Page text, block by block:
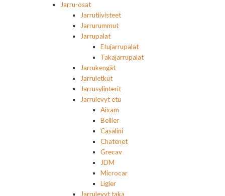
Jarru-osat
Jarrutiivisteet
Jarrurummut
Jarrupalat
Etujarrupalat
Takajarrupalat
Jarrukengät
Jarruletkut
Jarrusylinterit
Jarrulevyt etu
Aixam
Bellier
Casalini
Chatenet
Grecav
JDM
Microcar
Ligier
Jarrulevyt taka